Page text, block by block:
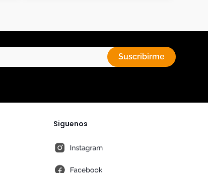
Suscribirme
Siguenos
instagram
fb